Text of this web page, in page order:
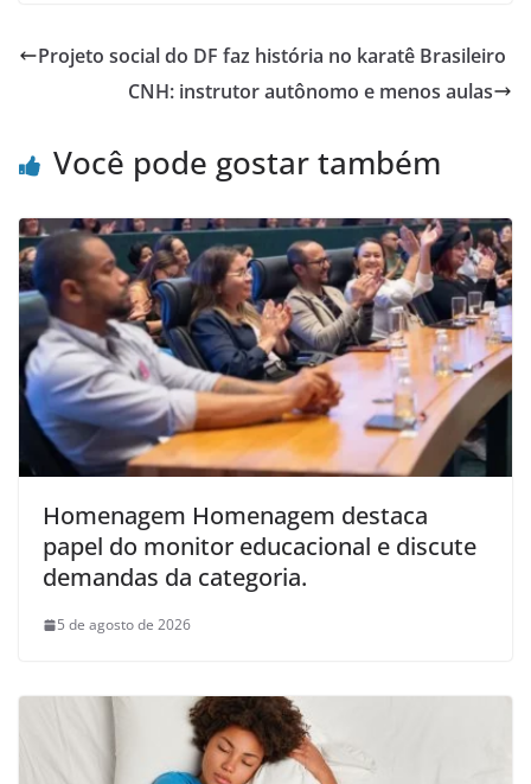
Projeto social do DF faz história no karatê Brasileiro
CNH: instrutor autônomo e menos aulas
Você pode gostar também
Homenagem Homenagem destaca
papel do monitor educacional e discute
demandas da categoria.
5 de agosto de 2026